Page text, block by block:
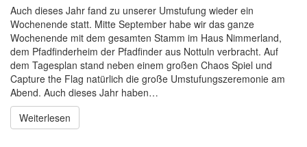
Auch dieses Jahr fand zu unserer Umstufung wieder ein
Wochenende statt. Mitte September habe wir das ganze
Wochenende mit dem gesamten Stamm im Haus Nimmerland,
dem Pfadfinderheim der Pfadfinder aus Nottuln verbracht. Auf
dem Tagesplan stand neben einem großen Chaos Spiel und
Capture the Flag natürlich die große Umstufungszeremonie am
Abend. Auch dieses Jahr haben…
Weiterlesen